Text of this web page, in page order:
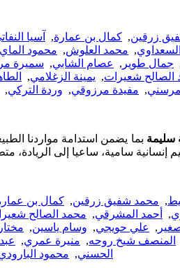
زرقين, كمال بن عمارة, آسيا
, محمد العلوش, محمود الماي
جمال طوير , عصام الشابي, سميرة
الصالح شعيرات, يمينة الزغلامي,
, مفيدة مرزوقي, وردة التركي,
سليمة بما يضمن استدامة مواردنا
, محمد شفيق زرقين, كمال بن
, أحمد المشرقي, محمد الصالح
, علي حويجي, وسام ياسين,
المنصف شيخ روحه, منيرة عمري,
الحسني, محمود